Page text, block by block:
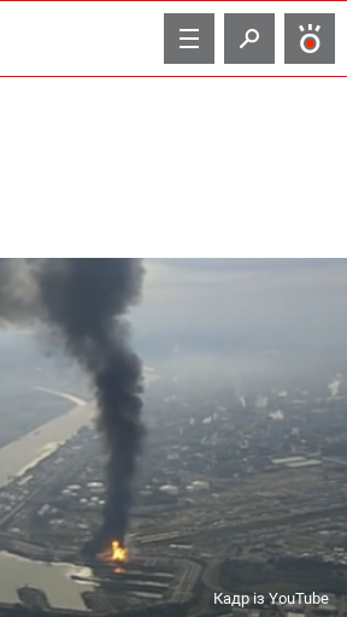
TV
Кадр із YouTube